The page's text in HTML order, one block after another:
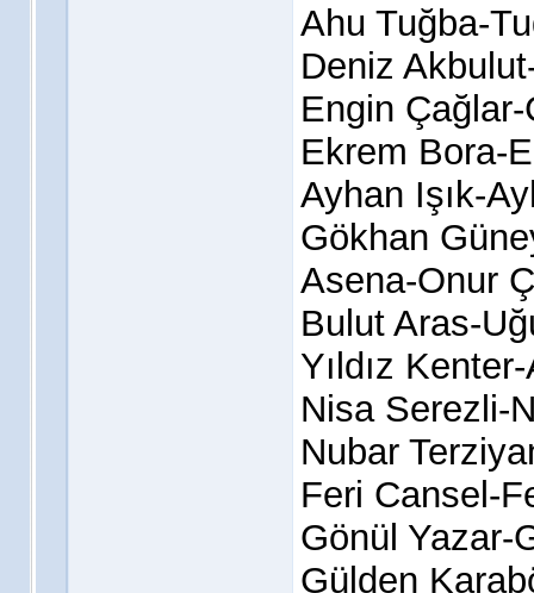
Ahu Tuğba-
Deniz
Engin
Ekrem Bora-
Ayhan Işık-
Gökhan
Asena-Onur
Bulut Aras-
Yıldız
Nisa Serezli-
Nubar
Feri Cansel-
Gönül Yazar-
Gülden